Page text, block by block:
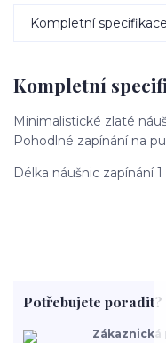
Kompletní specifikace
Kompletní
Minimalistické zlaté
Pohodlné zapínání na
Délka náušnic zapínání
Potřebujete poradit?
Zákaznická